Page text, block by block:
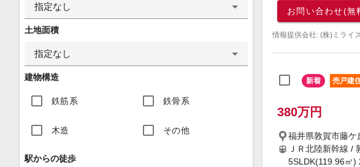
指定なし
土地面積
指定なし
建物構造
鉄筋系 鉄骨系
木造 その他
駅からの徒歩
お問い合わせ(無
情報提供会社: (株)ミライ
新着 売戸建
380万円
福井県敦賀市藤ケ
ＪＲ北陸新幹線 /
5SLDK(119.96㎡)